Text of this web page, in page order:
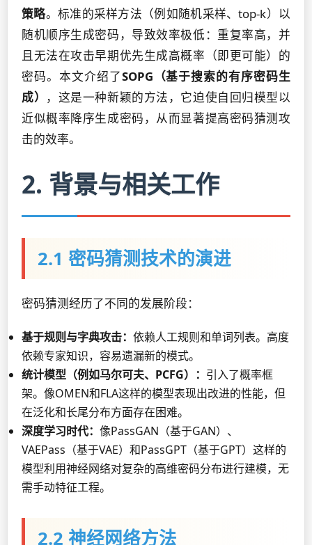
策略。标准的采样方法（例如随机采样、top-k）以
随机顺序生成密码，导致效率极低：重复率高，并
且无法在攻击早期优先生成高概率（即更可能）的
密码。本文介绍了SOPG（基于搜索的有序密码生
成）
，这是一种新颖的方法，它迫使自回归模型以
近似概率降序生成密码，从而显著提高密码猜测攻
击的效率。
2. 背景与相关工作
2.1 密码猜测技术的演进
密码猜测经历了不同的发展阶段：
基于规则与字典攻击： 依赖人工规则和单词列表。高度
依赖专家知识，容易遗漏新的模式。
统计模型（例如马尔可夫、PCFG）： 引入了概率框
架。像OMEN和FLA这样的模型表现出改进的性能，但
在泛化和长尾分布方面存在困难。
深度学习时代： 像PassGAN（基于GAN）、
VAEPass（基于VAE）和PassGPT（基于GPT）这样的
模型利用神经网络对复杂的高维密码分布进行建模，无
需手动特征工程。
2.2 神经网络方法